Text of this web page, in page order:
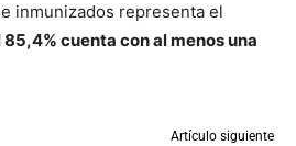
inmunizados representa el
85,4% cuenta con al menos una
Artículo siguiente